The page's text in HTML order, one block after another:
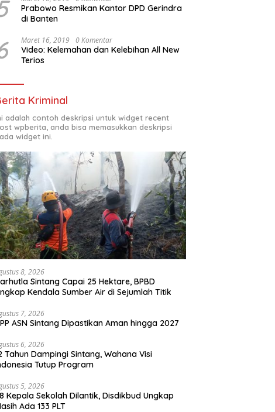
Prabowo Resmikan Kantor DPD Gerindra
di Banten
Maret 16, 2019 0 Komentar
Video: Kelemahan dan Kelebihan All New
Terios
Kriminal
adalah contoh deskripsi untuk widget recent
wpberita, anda bisa memasukkan deskripsi
widget ini.
8, 2026
Sintang Capai 25 Hektare, BPBD
Kendala Sumber Air di Sejumlah Titik
7, 2026
ASN Sintang Dipastikan Aman hingga 2027
6, 2026
Tahun Dampingi Sintang, Wahana Visi
Tutup Program
5, 2026
Kepala Sekolah Dilantik, Disdikbud Ungkap
Ada 133 PLT